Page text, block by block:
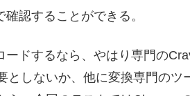
認することができる。
ドするなら、やはり専門の
しないか、他に変換専門のツ